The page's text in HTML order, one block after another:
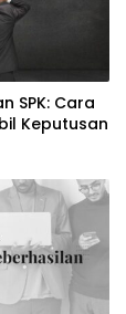
SPK: Cara
Keputusan